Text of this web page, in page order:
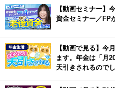
【動画セミナー】
資金セミナー／FP
【動画で見る】今
ます。年金は「月
天引きされるので